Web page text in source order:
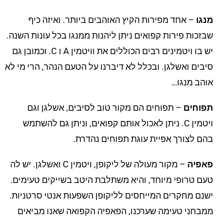
מנגו – אחד מפירות הקיץ האוהבים ביותר. ואיזה כיף
שבזכות פירות קפואים ניתן ליהנות ממנגו בכל עונות השנה.
יש בו ויטמינים רבים הכוללים את וויטמין A ו C. וכמובן גם
סיבים ואשלגן. ובכלל לא דיברנו על הטעם הנהר, הרי מי לא
אוהב מנגו…
תפוחים – תפוחים הם מקור טוב לסיבים, אשלגן וגם
ויטמין C. ניתן לאכול אותם קפואים, וניתן גם להשתמש
בהם לצורך אפיית עוגת תפוחים נהדרת.
פאפיה
– מקור מעולה של ליקופן, ויטמין C ואשלגן. יש לה
טעם טרופי מיוחד, והיא משתלבת היטב בשייקים טעימים.
ישנם מחקרים המייחסים לליקופן השפעות אנטי סרטניות.
ממבחני טעימה שערכנו, הפאפיה הקפואה שאנו מביאים